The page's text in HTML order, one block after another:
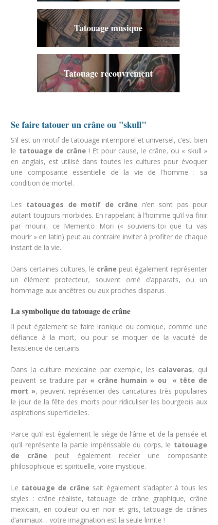
Tatouage musique
Tatouage recouvrement
Se faire tatouer un crâne ou "skull"
S’il est un motif de tatouage intemporel et universel, c’est bien
le tatouage de crâne ! Et pour cause, le crâne, ou « skull »
en anglais, est utilisé dans toutes les cultures pour évoquer
une composante essentielle de la vie de l’homme : sa
condition de mortel.
Les tatouages de motif de crâne n’en sont pas pour
autant toujours morbides. En rappelant à l’homme qu’il va finir
par mourir, ce Memento Mori (« souviens-toi que tu vas
mourir » en latin) peut au contraire inviter à profiter de chaque
instant de la vie.
Dans certaines cultures, le crâne peut également représenter
un élément protecteur, souvent orné d’apparats, ou un
hommage aux ancêtres ou aux proches disparus.
La symbolique du tatouage de crâne
Il peut également se faire ironique ou comique, comme une
défiance à la mort, ou pour se moquer de la vacuité de
l’existence de certains.
Dans la culture mexicaine par exemple, les calaveras, qui
peuvent se traduire par « crâne humain » ou « tête de
mort », peuvent représenter des caricatures très populaires
le jour de la fête des morts pour ridiculiser les bourgeois aux
aspirations superficielles.
Parce qu’il est également le siège de l’âme et de la pensée et
qu’il représente la partie impérissable du corps, le tatouage
de crâne peut également receler une composante
philosophique et spirituelle, voire mystique.
Le tatouage de crâne sait également s’adapter à tous les
styles : crâne réaliste, tatouage de crâne graphique, crâne
mexicain, en couleur ou en noir et gris, tatouage de crânes
d’animaux… votre imagination est la seule limite !